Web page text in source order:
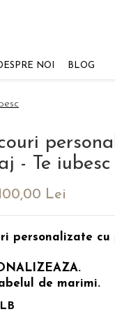
NOI BLOG
- Te iubesc
100,00 Lei
personalizate cu
de marimi.